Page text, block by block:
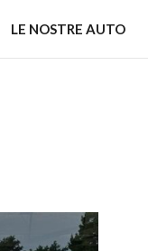
LE NOSTRE AUTO